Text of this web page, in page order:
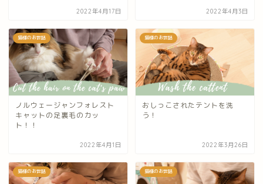
2022年4月17日 2022年4月3日
猫様のお世話
ノルウェージャンフォレスト
キャットの足裏毛のカッ
ト！！
2022年4月1日
猫様のお世話
おしっこされたテントを洗
う！
2022年3月26日
猫様のお世話 猫様のお世話